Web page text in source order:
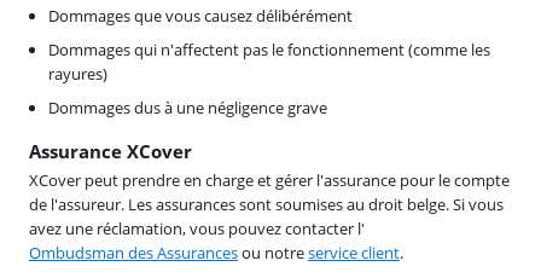
Dommages que vous causez délibérément
Dommages qui n'affectent pas le fonctionnement (comme les
rayures)
Dommages dus à une négligence grave
Assurance XCover
XCover peut prendre en charge et gérer l'assurance pour le compte
de l'assureur. Les assurances sont soumises au droit belge. Si vous
avez une réclamation, vous pouvez contacter l'
Ombudsman des Assurancesou notreservice client.